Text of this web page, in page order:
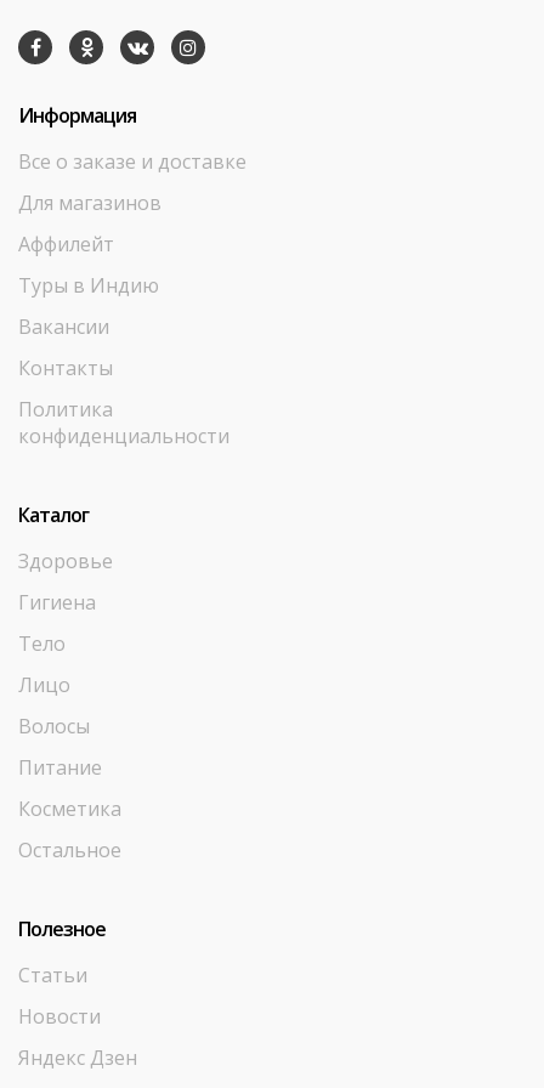
Информация
Все о заказе и доставке
Для магазинов
Аффилейт
Туры в Индию
Вакансии
Контакты
Политика
конфиденциальности
Каталог
Здоровье
Гигиена
Тело
Лицо
Волосы
Питание
Косметика
Остальное
Полезное
Статьи
Новости
Яндекс Дзен